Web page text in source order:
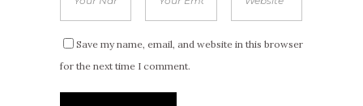
Save my name, email, and website in this browser
for the next time I comment.